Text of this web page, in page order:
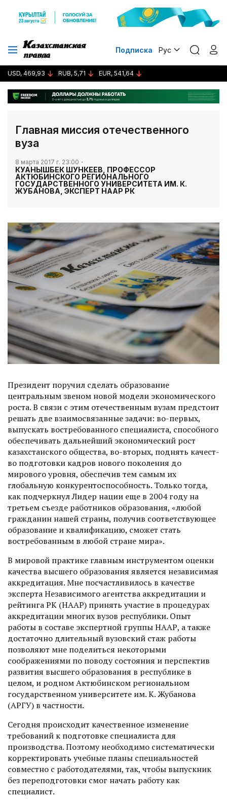
Подписка Рус
USD, 469,93 RUB, 5,71 EUR, 541,64
​Главная миссия отечественного
вуза
8 марта 2017 г. 23:00
КУАНЫШБЕК ШУНКЕЕВ, ПРОФЕССОР
АКТЮБИНСКОГО РЕГИОНАЛЬНОГО
ГОСУДАРСТВЕННОГО УНИВЕРСИТЕТА ИМ. К.
ЖУБАНОВА, ЭКСПЕРТ НААР РК
Президент поручил сделать образование
центральным звеном новой модели экономичес­кого
роста. В связи с этим отечественным вузам предстоит
решать две взаимосвязанные задачи: во-первых,
выпускать востребованного специалиста, способного
обеспечивать дальнейший экономический рост
казахстанского общества, во-вторых, поднять качест­
во подготовки кадров нового поколения до
мирового уровня, обеспечив тем самым их
глобальную конкурентоспособность. Только тогда,
как подчеркнул Лидер нации еще в 2004 году на
третьем съезде работников образования, «любой
гражданин нашей страны, получив соответствующее
образование и квалификацию, сможет стать
востребованным в любой стране мира».
В мировой практике главным инструментом оценки
качества высшего образования является независимая
аккредитация. Мне посчастливилось в качестве
эксперта Независимого агентства аккредитации и
рейтинга РК (НААР) принять участие в процедурах
аккредитации многих вузов республики. Опыт
работы в составе экспертной группы НААР, а также
достаточно длительный вузовский стаж работы
позволяют мне поделиться некоторыми
соображениями по поводу состояния и перспектив
развития высшего образования в республике в
целом, и родном Актюбинском региональном
государственном университете им. К. Жубанова
(АРГУ) в частности.
Сегодня происходит качественное изменение
требований к подготовке специалиста для
производства. Поэтому необходимо систематически
корректировать учебные планы специальностей
совместно с работодателями, так, чтобы выпускник
без переподготовки смог начать работу как
специалист.